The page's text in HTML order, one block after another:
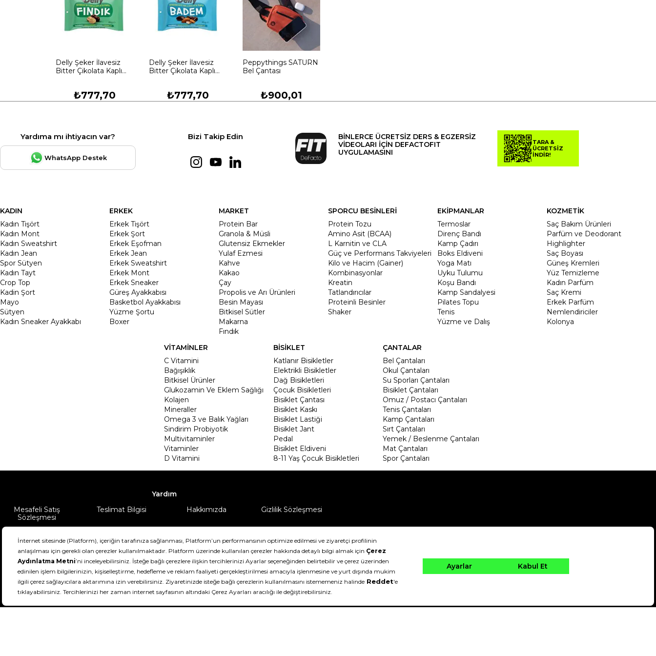
Delly Şeker İlavesiz
Bitter Çikolata Kaplı
₺777,70
Delly Şeker İlavesiz
Bitter Çikolata Kaplı
₺777,70
Peppythings SATURN
Bel Çantası
₺900,01
Yardıma mı ihtiyacın var?
WhatsApp Destek
Bizi Takip Edin
BİNLERCE ÜCRETSİZ DERS & EGZERSİZ
VİDEOLARI İÇİN DEFACTOFIT
UYGULAMASINI
TARA &
ÜCRETSİZ
İNDİR!
KADIN
Kadın Tişört
Kadın Mont
Kadın Sweatshirt
Kadın Jean
Spor Sütyen
Kadın Tayt
Crop Top
Kadin Şort
Mayo
Sütyen
Kadın Sneaker Ayakkabı
ERKEK
Erkek Tişört
Erkek Şort
Erkek Eşofman
Erkek Jean
Erkek Sweatshirt
Erkek Mont
Erkek Sneaker
Güreş Ayakkabısı
Basketbol Ayakkabısı
Yüzme Şortu
Boxer
MARKET
Protein Bar
Granola & Müsli
Glutensiz Ekmekler
Yulaf Ezmesi
Kahve
Kakao
Çay
Propolis ve Arı Ürünleri
Besin Mayası
Bitkisel Sütler
Makarna
Fındık
SPORCU BESİNLERİ
Protein Tozu
Amino Asit (BCAA)
L Karnitin ve CLA
Güç ve Performans Takviyeleri
Kilo ve Hacim (Gainer)
Kombinasyonlar
Kreatin
Tatlandırıcılar
Proteinli Besinler
Shaker
EKİPMANLAR
Termoslar
Direnç Bandı
Kamp Çadırı
Boks Eldiveni
Yoga Matı
Uyku Tulumu
Koşu Bandı
Kamp Sandalyesi
Pilates Topu
Tenis
Yüzme ve Dalış
KOZMETİK
Saç Bakım Ürünleri
Parfüm ve Deodorant
Highlighter
Saç Boyası
Güneş Kremleri
Yüz Temizleme
Kadın Parfüm
Saç Kremi
Erkek Parfüm
Nemlendiriciler
Kolonya
VİTAMİNLER
C Vitamini
Bağışıklık
Bitkisel Ürünler
Glukozamin Ve Eklem Sağlığı
Kolajen
Mineraller
Omega 3 ve Balık Yağları
Sindirim Probiyotik
Multivitaminler
Vitaminler
D Vitamini
BİSİKLET
Katlanır Bisikletler
Elektrikli Bisikletler
Dağ Bisikletleri
Çocuk Bisikletleri
Bisiklet Çantası
Bisiklet Kaskı
Bisiklet Lastiği
Bisiklet Jant
Pedal
Bisiklet Eldiveni
8-11 Yaş Çocuk Bisikletleri
ÇANTALAR
Bel Çantaları
Okul Çantaları
Su Sporları Çantaları
Bisiklet Çantaları
Omuz / Postacı Çantaları
Tenis Çantaları
Kamp Çantaları
Sırt Çantaları
Yemek / Beslenme Çantaları
Mat Çantaları
Spor Çantaları
Yardım
Mesafeli Satış
Sözleşmesi
Teslimat Bilgisi Hakkımızda Gizlilik Sözleşmesi
DeFactoFIT ©️ 2022-2026. Tüm hakları saklıdır.